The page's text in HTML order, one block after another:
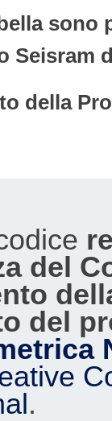
sono
Seisram
della
del
del
.